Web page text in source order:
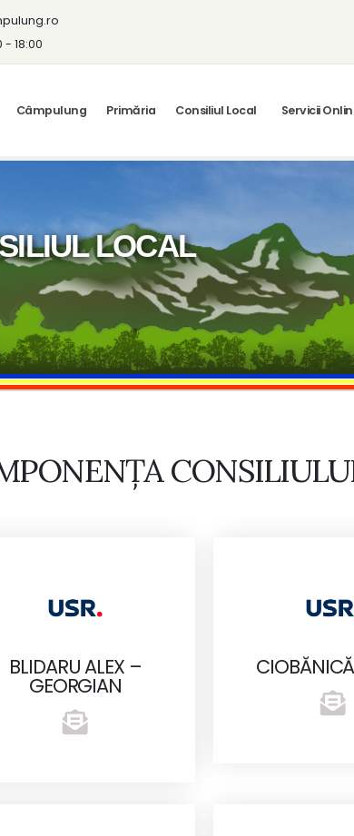
- 18:00
Câmpulung Primăria Consiliul Local Servicii
LOCAL
BLIDARU ALEX –
GEORGIAN